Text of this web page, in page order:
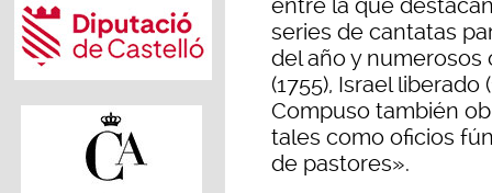
entre la que
series de cantatas
del año y
(1755), Israel liberado
Compuso también
tales como oficios
de pastores».